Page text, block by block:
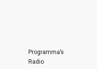
Programma’s
Radio